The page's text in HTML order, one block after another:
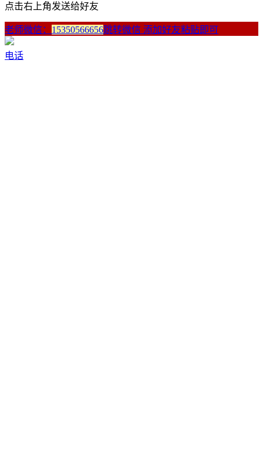
点击右上角发送给好友
老师微信： 15350566656跳转微信 添加好友粘贴即可
电话